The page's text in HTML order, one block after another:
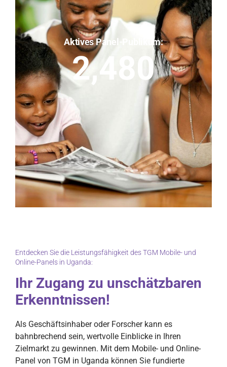
Aktives Panel-Publikum:
2,480
Entdecken Sie die Leistungsfähigkeit des TGM Mobile- und
Online-Panels in Uganda:
Ihr Zugang zu unschätzbaren
Erkenntnissen!
Als Geschäftsinhaber oder Forscher kann es
bahnbrechend sein, wertvolle Einblicke in Ihren
Zielmarkt zu gewinnen. Mit dem Mobile- und Online-
Panel von TGM in Uganda können Sie fundierte